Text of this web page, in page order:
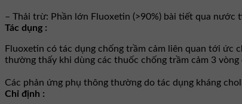
– Thải trừ: Phần lớn Fluoxetin (>90%) bài tiết qua nước
Tác dụng :
Fluoxetin có tác dụng chống trầm cảm liên quan tới
thường thấy khi dùng các thuốc chống trầm cảm 3
Các phản ứng phụ thông thường do tác dụng kháng
Chỉ định :